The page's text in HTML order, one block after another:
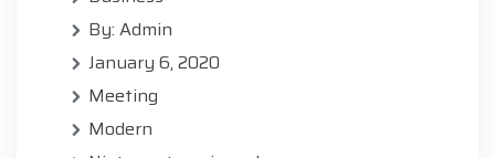
By: Admin
January 6, 2020
Meeting
Modern